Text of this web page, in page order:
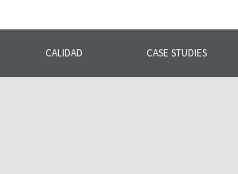
más
CALIDAD CASE STUDIES